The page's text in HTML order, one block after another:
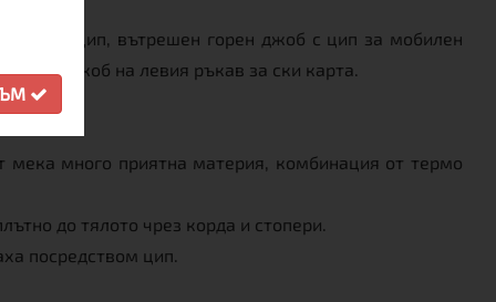
с цип, вътрешен горен джоб с цип за мобилен
джоб на левия ръкав за ски карта.
много приятна материя, комбинация от термо
до тялото чрез корда и стопери.
посредством цип.